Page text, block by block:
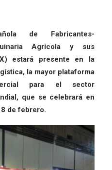
de Fabricantes-
Agrícola y sus
estará presente en la
la mayor plataforma
para el sector
que se celebrará en
de febrero.